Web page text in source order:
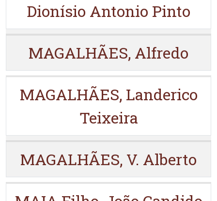
Dionísio Antonio Pinto
MAGALHÃES, Alfredo
MAGALHÃES, Landerico
Teixeira
MAGALHÃES, V. Alberto